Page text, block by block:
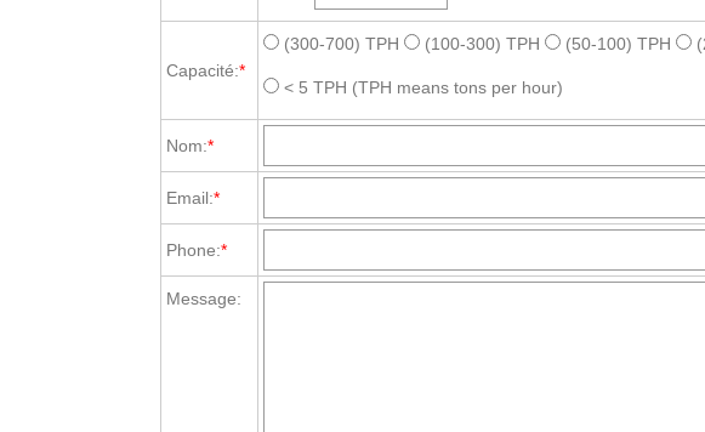
Capacité:*
(300-700) TPH (100-300) TPH (50-100) TPH
< 5 TPH (TPH means tons per hour)
Nom:*
Email:*
Phone:*
Message: